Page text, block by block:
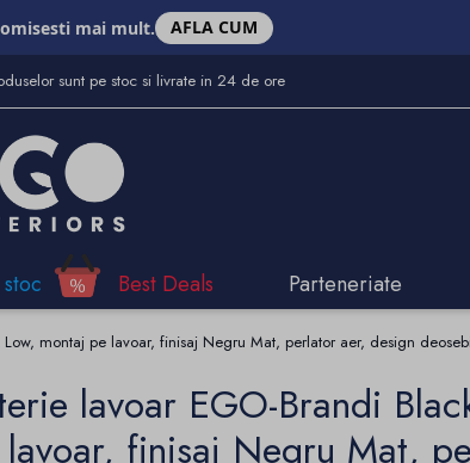
mai mult. AFLA CUM
sunt pe stoc si livrate in 24 de ore
Best Deals Parteneriate
Low, montaj pe lavoar, finisaj Negru Mat, perlator aer, design
lavoar EGO-Brandi
finisaj Negru Mat,